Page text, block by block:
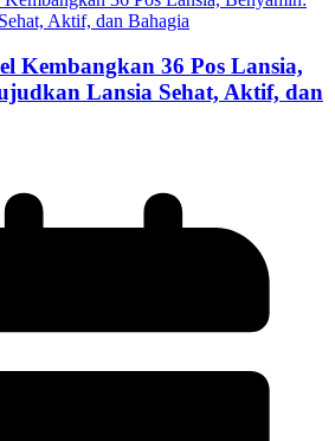
Kembangkan 36 Pos Lansia,
Lansia Sehat, Aktif, dan